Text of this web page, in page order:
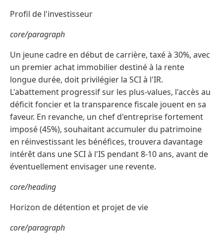
Profil de l'investisseur
core/paragraph
Un jeune cadre en début de carrière, taxé à 30%, avec
un premier achat immobilier destiné à la rente
longue durée, doit privilégier la SCI à l'IR.
L'abattement progressif sur les plus-values, l'accès au
déficit foncier et la transparence fiscale jouent en sa
faveur. En revanche, un chef d'entreprise fortement
imposé (45%), souhaitant accumuler du patrimoine
en réinvestissant les bénéfices, trouvera davantage
intérêt dans une SCI à l'IS pendant 8-10 ans, avant de
éventuellement envisager une revente.
core/heading
Horizon de détention et projet de vie
core/paragraph